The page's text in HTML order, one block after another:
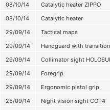
08/10/14
Catalytic heater ZIPPO
08/10/14
Catalytic heater
29/09/14
Tactical maps
29/09/14
Handguard with
29/09/14
Collimator sight
29/09/14
Foregrip
29/09/14
Ergonomic pistol grip
25/09/14
Night vision sight СОТ4